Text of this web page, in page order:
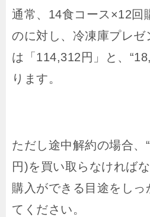
通常、14食コース×12回
のに対し、冷凍庫プレゼ
は「114,312円」と、
ります。
ただし途中解約の場合、
円)を買い取らなければ
購入ができる目途をしっ
てください。